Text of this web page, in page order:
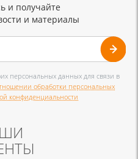
и получайте
и материалы
персональных данных для связи в
обработки персональных
конфиденциальности